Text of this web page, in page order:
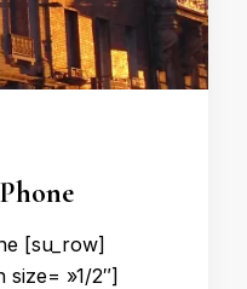
[su_row]
size= »1/2″]